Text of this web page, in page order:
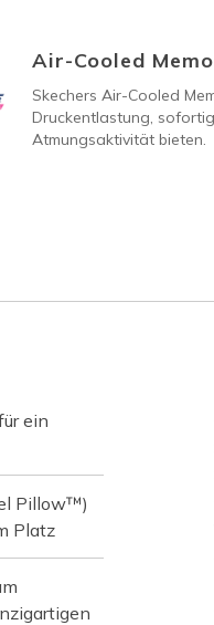
Air-Cooled
Skechers Air-Cooled
Druckentlastung,
Atmungsaktivität bieten.
ein
Pillow™)
Platz